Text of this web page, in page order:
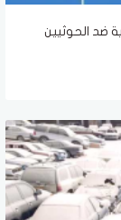
ضد الحوثيين